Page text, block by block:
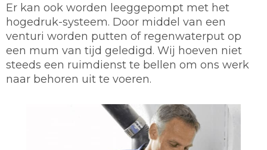
Er kan ook worden leeggepompt met het
hogedruk-systeem. Door middel van een
venturi worden putten of regenwaterput op
een mum van tijd geledigd. Wij hoeven niet
steeds een ruimdienst te bellen om ons werk
naar behoren uit te voeren.